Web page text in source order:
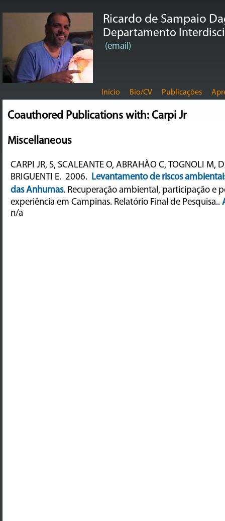
Ricardo de Sampaio
Departamento
(email)
Início Bio/CV Publicações
Coauthored Publications with: Carpi Jr
Miscellaneous
CARPI JR, S, SCALEANTE O, ABRAHÃO C, TOGNOLI M,
BRIGUENTI E.2006. Levantamento de riscos
das Anhumas. Recuperação ambiental, participação e
experiência em Campinas. Relatório Final de Pesquisa..
n/a